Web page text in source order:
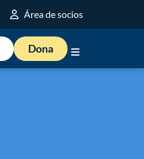
Área de socios
Dona